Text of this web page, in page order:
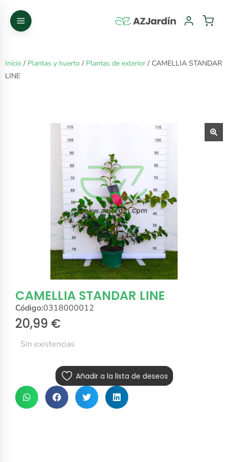
Inicio / Plantas y huerto / Plantas de exterior / CAMELLIA STANDAR
LINE
CAMELLIA STANDAR LINE
Código:0318000012
20,99 €
Sin existencias
Añadir a la lista de deseos